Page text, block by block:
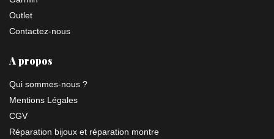
Outlet
Contactez-nous
A propos
Qui sommes-nous ?
Mentions Légales
CGV
Réparation bijoux et réparation montre